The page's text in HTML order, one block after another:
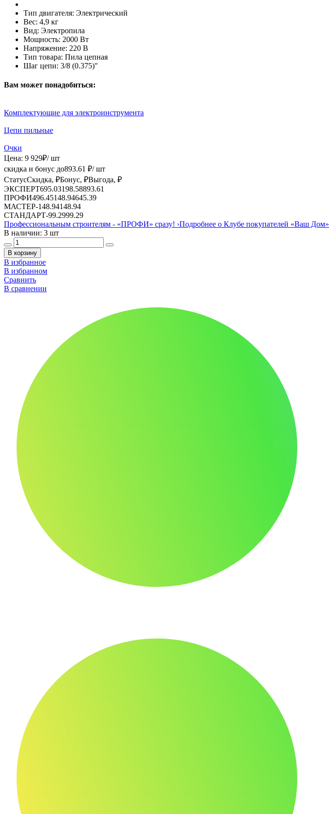
Тип двигателя: Электрический
Вес: 4,9 кг
Вид: Электропила
Мощность: 2000 Вт
Напряжение: 220 В
Тип товара: Пила цепная
Шаг цепи: 3/8 (0.375)"
Вам может понадобиться:
Комплектующие для электроинструмента
Цепи пильные
Очки
Цена: 9 929₽/ шт
скидка и бонус до893.61 ₽/ шт
СтатусСкидка, ₽Бонус, ₽Выгода, ₽
ЭКСПЕРТ695.03198.58893.61
ПРОФИ496.45148.94645.39
МАСТЕР-148.94148.94
СТАНДАРТ-99.2999.29
Профессиональным строителям - «ПРОФИ» сразу! ›Подробнее о Клубе покупателей «Ваш Дом»
В наличии: 3 шт
В корзину
В избранное
В избранном
Сравнить
В сравнении